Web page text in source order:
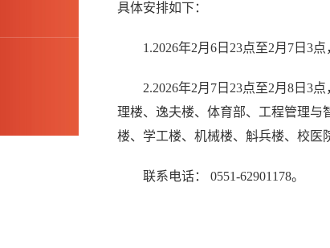
具体安排如下：
1 .2026年2月6日23点至2月 7日3点
2.2026年2月 7 日 23点至2月 8 日 3点
理楼、逸夫楼、体育部、 工程管理与
楼、学工楼、机械楼、斛兵楼、校医
联系电话： 0551-62901178。